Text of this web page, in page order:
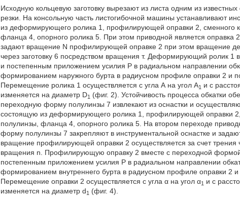
Исходную кольцевую заготовку вырезают из листа одним из
резки. На консольную часть листогибочной машины устанавливают
из деформирующего ролика 1, профилирующей оправки 2, сменного
фланца 4, опорного ролика 5. При этом приводной является оправка
задают вращение N профилирующей оправке 2 при этом вращение
через заготовку 6 посредством вращения т. Деформирующий ролик 1
и постепенным приложением усилия Р в радиальном направлении
формированием наружного бурта в радиусном профиле оправки 2 и
Перемещение ролика 1 осуществляется с угла А на угол А1 и с
изменяется на диаметр D1 (фиг. 2). Устойчивость процесса обкатки
переходную форму полулинзы 7 извлекают из оснастки и
состоящую из деформирующего ролика 1, профилирующей оправки
полулинзы, фланца 4, опорного ролика 5. На втором переходе
форму полулинзы 7 закрепляют в инструментальной оснастке и
вращение профилирующей оправки 2 осуществляется за счет
вращения n. Профилирующую оправку 2 вместе с переходной
постепенным приложением усилия Р в радиальном направлении
формированием внутреннего бурта в радиусном профиле оправки 2
Перемещение оправки 2 осуществляется с угла α на угол α1 и с
изменяется на диаметр d1 (фиг. 4).